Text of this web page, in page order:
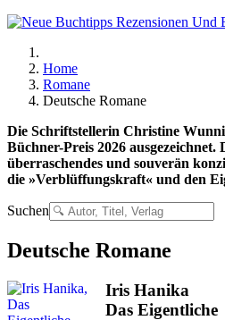
Home
Romane
Deutsche Romane
Die Schriftstellerin Christine
Büchner-Preis 2026
überraschendes und souverän
die »Verblüffungskraft« und den
Suchen
Deutsche Romane
Iris Hanika
Das Eigentliche